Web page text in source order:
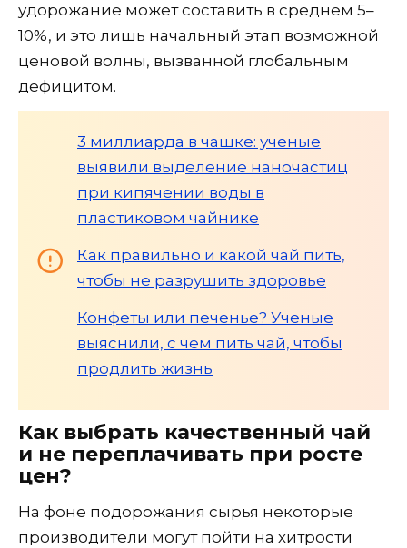
удорожание может составить в среднем 5–
10%, и это лишь начальный этап возможной
ценовой волны, вызванной глобальным
дефицитом.
3 миллиарда в чашке: ученые
выявили выделение наночастиц
при кипячении воды в
пластиковом чайнике
Как правильно и какой чай пить,
чтобы не разрушить здоровье
Конфеты или печенье? Ученые
выяснили, с чем пить чай, чтобы
продлить жизнь
Как выбрать качественный чай
и не переплачивать при росте
цен?
На фоне подорожания сырья некоторые
производители могут пойти на хитрости